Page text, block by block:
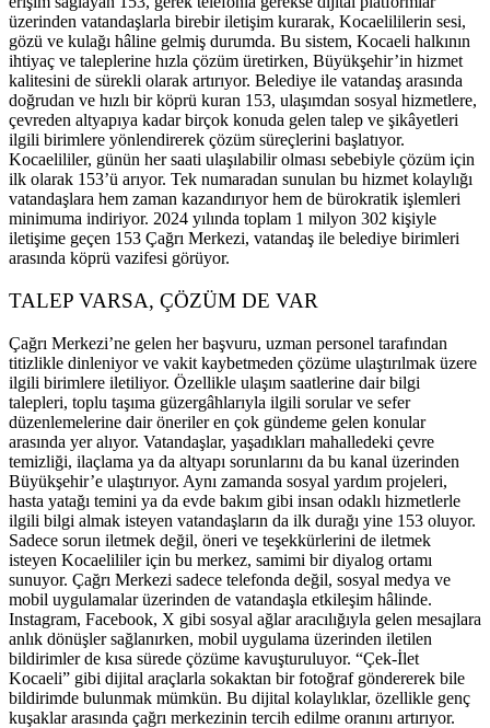
üzerinden vatandaşlarla birebir iletişim kurarak, Kocaelililerin sesi,
gözü ve kulağı hâline gelmiş durumda. Bu sistem, Kocaeli halkının
ihtiyaç ve taleplerine hızla çözüm üretirken, Büyükşehir’in hizmet
kalitesini de sürekli olarak artırıyor. Belediye ile vatandaş arasında
doğrudan ve hızlı bir köprü kuran 153, ulaşımdan sosyal hizmetlere,
çevreden altyapıya kadar birçok konuda gelen talep ve şikâyetleri
ilgili birimlere yönlendirerek çözüm süreçlerini başlatıyor.
Kocaelililer, günün her saati ulaşılabilir olması sebebiyle çözüm için
ilk olarak 153’ü arıyor. Tek numaradan sunulan bu hizmet kolaylığı
vatandaşlara hem zaman kazandırıyor hem de bürokratik işlemleri
minimuma indiriyor. 2024 yılında toplam 1 milyon 302 kişiyle
iletişime geçen 153 Çağrı Merkezi, vatandaş ile belediye birimleri
arasında köprü vazifesi görüyor.
TALEP VARSA, ÇÖZÜM DE VAR
Çağrı Merkezi’ne gelen her başvuru, uzman personel tarafından
titizlikle dinleniyor ve vakit kaybetmeden çözüme ulaştırılmak üzere
ilgili birimlere iletiliyor. Özellikle ulaşım saatlerine dair bilgi
talepleri, toplu taşıma güzergâhlarıyla ilgili sorular ve sefer
düzenlemelerine dair öneriler en çok gündeme gelen konular
arasında yer alıyor. Vatandaşlar, yaşadıkları mahalledeki çevre
temizliği, ilaçlama ya da altyapı sorunlarını da bu kanal üzerinden
Büyükşehir’e ulaştırıyor. Aynı zamanda sosyal yardım projeleri,
hasta yatağı temini ya da evde bakım gibi insan odaklı hizmetlerle
ilgili bilgi almak isteyen vatandaşların da ilk durağı yine 153 oluyor.
Sadece sorun iletmek değil, öneri ve teşekkürlerini de iletmek
isteyen Kocaelililer için bu merkez, samimi bir diyalog ortamı
sunuyor. Çağrı Merkezi sadece telefonda değil, sosyal medya ve
mobil uygulamalar üzerinden de vatandaşla etkileşim hâlinde.
Instagram, Facebook, X gibi sosyal ağlar aracılığıyla gelen mesajlara
anlık dönüşler sağlanırken, mobil uygulama üzerinden iletilen
bildirimler de kısa sürede çözüme kavuşturuluyor. “Çek-İlet
Kocaeli” gibi dijital araçlarla sokaktan bir fotoğraf göndererek bile
bildirimde bulunmak mümkün. Bu dijital kolaylıklar, özellikle genç
kuşaklar arasında çağrı merkezinin tercih edilme oranını artırıyor.